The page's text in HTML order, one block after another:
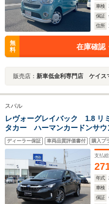
車検
保証
住所
無
料
在庫確認
販売店： 新車低金利専門店 ケイス
スバル
レヴォーグレイバック 1.8 リ
タカー ハーマンカードンサウ
レイ フルセグ Bluetoothオ
ラ サイドカメラ バックカ
リヤゲート シートヒーター
ディーラー保証 車両品質評価書付 購入プ
支払
年式
車検
保証